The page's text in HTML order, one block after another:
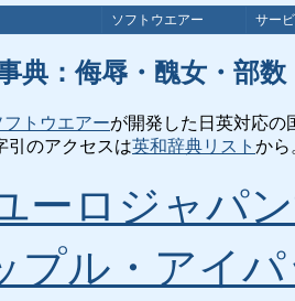
ソフトウエアー サー
典：侮辱・醜女・部
トウエアーが開発した日英対応の
引のアクセスは英和辞典リスト から
ーロジャパ
プル・アイ